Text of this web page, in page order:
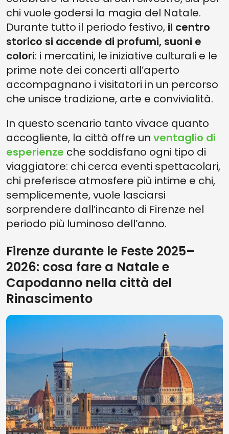
chi vuole godersi la magia del Natale.
Durante tutto il periodo festivo, il centro
storico si accende di profumi, suoni e
colori: i mercatini, le iniziative culturali e le
prime note dei concerti all’aperto
accompagnano i visitatori in un percorso
che unisce tradizione, arte e convivialità.
In questo scenario tanto vivace quanto
accogliente, la città offre un ventaglio di
esperienze che soddisfano ogni tipo di
viaggiatore: chi cerca eventi spettacolari,
chi preferisce atmosfere più intime e chi,
semplicemente, vuole lasciarsi
sorprendere dall’incanto di Firenze nel
periodo più luminoso dell’anno.
Firenze durante le Feste 2025–
2026: cosa fare a Natale e
Capodanno nella città del
Rinascimento